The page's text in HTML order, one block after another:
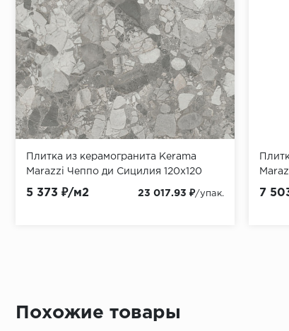
Плитка из керамогранита Kerama
Marazzi Чеппо ди Сицилия 120x120
серый (KM1212G0001R)
5 373 ₽/м2 23 017.93 ₽/упак. 7
Похожие товары